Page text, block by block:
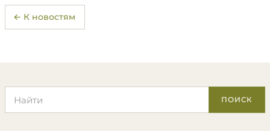
← К новостям
ПОИСК